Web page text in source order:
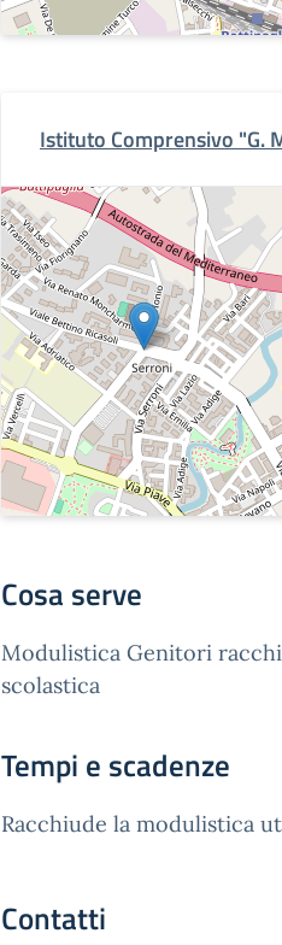
Istituto Comprensivo "G.
Cosa serve
Modulistica Genitori
scolastica
Tempi e scadenze
Racchiude la modulistica
Contatti